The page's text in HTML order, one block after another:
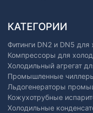
КАТЕГОРИИ
Фитинги DN2 и DN5 для
Компрессоры для
Холодильный агрегат
Промышленные
Льдогенераторы
Кожухотрубные
Холодильные